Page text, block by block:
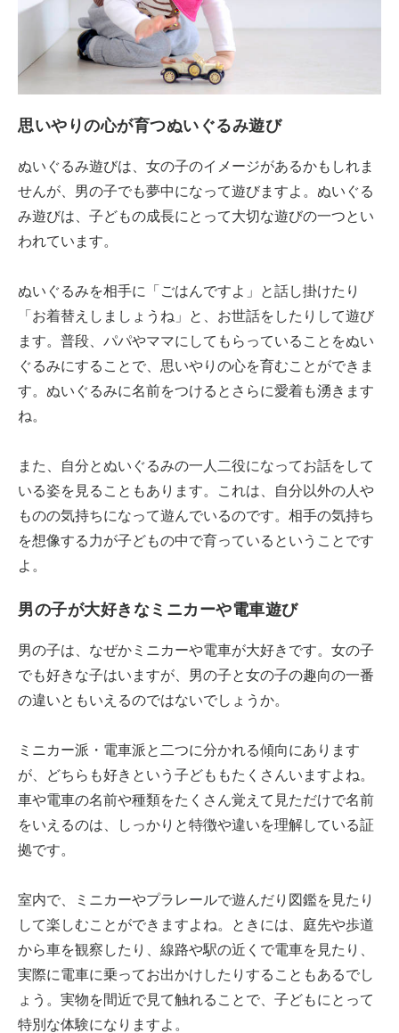
思いやりの心が育つぬいぐるみ遊び
ぬいぐるみ遊びは、女の子のイメージがあるかもしれま
せんが、男の子でも夢中になって遊びますよ。ぬいぐる
み遊びは、子どもの成長にとって大切な遊びの一つとい
われています。
ぬいぐるみを相手に「ごはんですよ」と話し掛けたり
「お着替えしましょうね」と、お世話をしたりして遊び
ます。普段、パパやママにしてもらっていることをぬい
ぐるみにすることで、思いやりの心を育むことができま
す。ぬいぐるみに名前をつけるとさらに愛着も湧きます
ね。
また、自分とぬいぐるみの一人二役になってお話をして
いる姿を見ることもあります。これは、自分以外の人や
ものの気持ちになって遊んでいるのです。相手の気持ち
を想像する力が子どもの中で育っているということです
よ。
男の子が大好きなミニカーや電車遊び
男の子は、なぜかミニカーや電車が大好きです。女の子
でも好きな子はいますが、男の子と女の子の趣向の一番
の違いともいえるのではないでしょうか。
ミニカー派・電車派と二つに分かれる傾向にあります
が、どちらも好きという子どももたくさんいますよね。
車や電車の名前や種類をたくさん覚えて見ただけで名前
をいえるのは、しっかりと特徴や違いを理解している証
拠です。
室内で、ミニカーやプラレールで遊んだり図鑑を見たり
して楽しむことができますよね。ときには、庭先や歩道
から車を観察したり、線路や駅の近くで電車を見たり、
実際に電車に乗ってお出かけしたりすることもあるでし
ょう。実物を間近で見て触れることで、子どもにとって
特別な体験になりますよ。